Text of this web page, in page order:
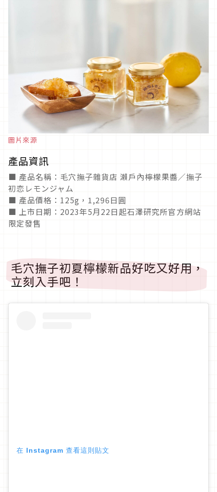
圖片來源
產品資訊
■ 產品名稱：毛穴撫子雜貨店 瀨戶內檸檬果醬／撫子
初恋レモンジャム
■ 產品價格：125g，1,296日圓
■ 上市日期：2023年5月22日起石澤研究所官方網站
限定發售
毛穴撫子初夏檸檬新品好吃又好用，
立刻入手吧！
在 Instagram 查看這則貼文